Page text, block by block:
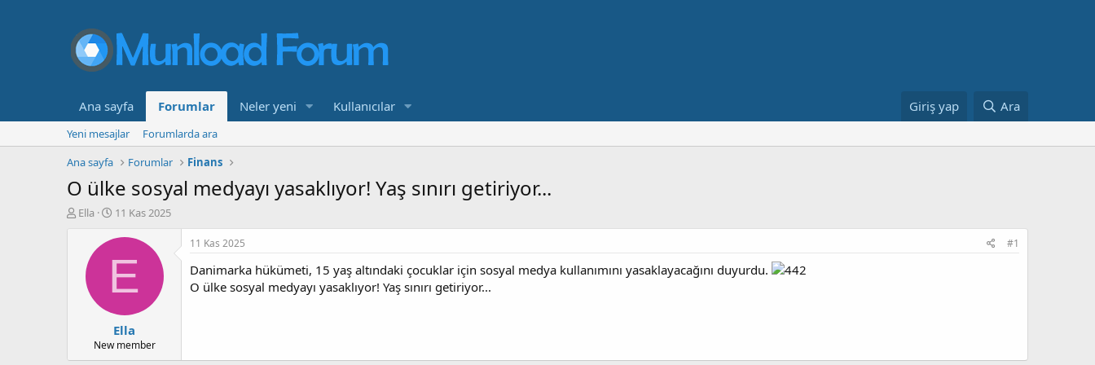
Ana sayfa Forumlar Neler yeni Kullanıcılar Giriş yap Ara
Yeni mesajlar
Forumlarda ara
Ana sayfa
Forumlar Finans
O ülke sosyal medyayı yasaklıyor! Yaş sınırı getiriyor...
K
l
Ella
B
ş
a
n
ı
ç
t
a
11 Kas 2025
E
Ella
New member
11 Kas 2025 #1
Danimarka hükümeti, 15 yaş altındaki çocuklar için sosyal medya kullanımını yasaklayacağını duyurdu.
O ülke sosyal medyayı yasaklıyor! Yaş sınırı getiriyor...